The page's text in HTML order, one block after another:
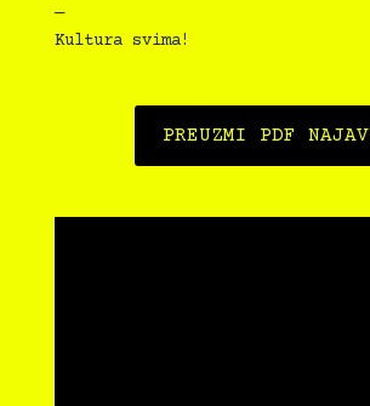
—
Kultura svima!
PREUZMI PDF